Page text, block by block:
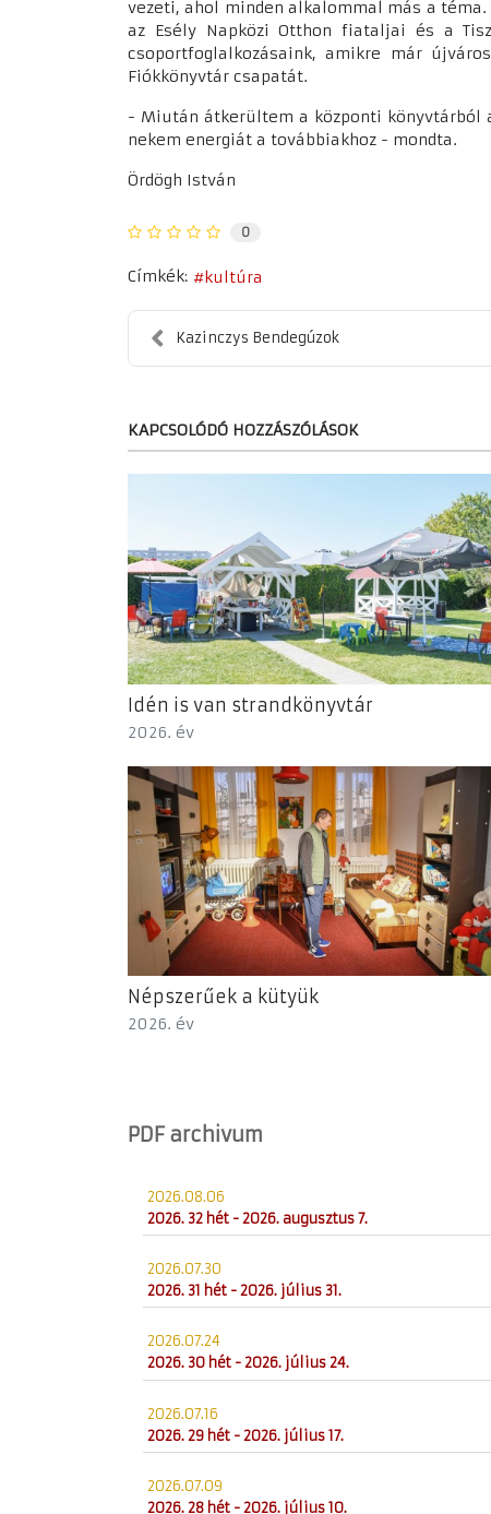
vezeti, ahol minden alkalommal más a
az Esély Napközi Otthon fiataljai és a
csoportfoglalkozásaink, amikre már
Fiókkönyvtár csapatát.
- Miután átkerültem a központi könyvtárból
nekem energiát a továbbiakhoz - mondta.
Ördögh István
0
Címkék: kultúra
Kazinczys Bendegúzok
KAPCSOLÓDÓ HOZZÁSZÓLÁSOK
Idén is van strandkönyvtár
2026. év
Népszerűek a kütyük
2026. év
PDF archivum
2026.08.06
2026. 32 hét - 2026. augusztus 7.
2026.07.30
2026. 31 hét - 2026. július 31.
2026.07.24
2026. 30 hét - 2026. július 24.
2026.07.16
2026. 29 hét - 2026. július 17.
2026.07.09
2026. 28 hét - 2026. július 10.